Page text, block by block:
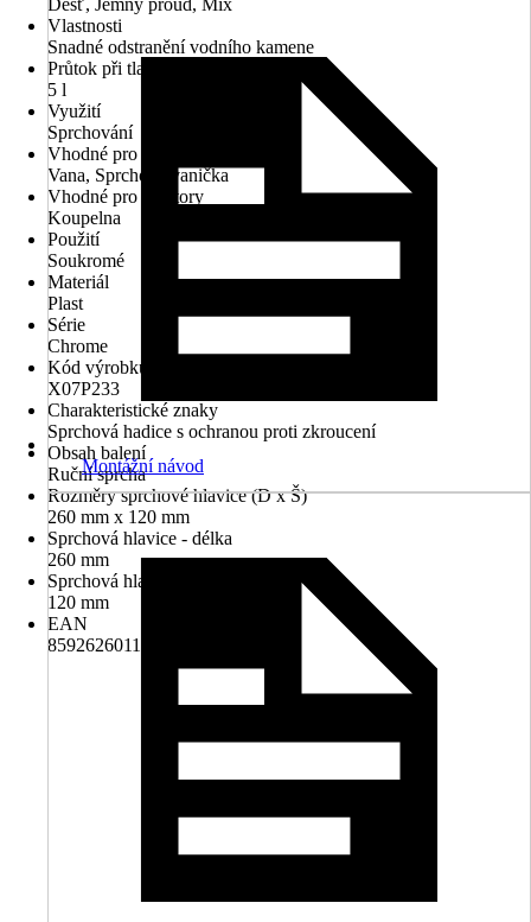
Déšť, Jemný proud, Mix
Vlastnosti
Snadné odstranění vodního kamene
Průtok při tlaku 3 bary
5 l
Využití
Sprchování
Vhodné pro
Vana, Sprchová vanička
Vhodné pro prostory
Koupelna
Použití
Soukromé
Materiál
Plast
Série
Chrome
Kód výrobku
X07P233
Charakteristické znaky
Sprchová hadice s ochranou proti zkroucení
Obsah balení
Ruční sprcha
Rozměry sprchové hlavice (D x Š)
260 mm x 120 mm
Sprchová hlavice - délka
260 mm
Sprchová hlavice - šířka
120 mm
EAN
8592626011857
Montážní návod